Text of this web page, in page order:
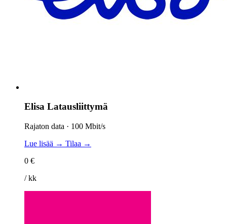
Elisa Latausliittymä
Rajaton data · 100 Mbit/s
Lue lisää → Tilaa →
0 €
/ kk